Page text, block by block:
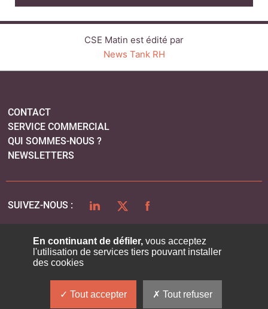
CSE Matin est édité par
News Tank RH
CONTACT
SERVICE COMMERCIAL
QUI SOMMES-NOUS ?
NEWSLETTERS
SUIVEZ-NOUS : LINKEDINTWITTERFACEBOOK
PLAN DU SITE
En continuant de défiler,vous acceptez
l'utilisation de services tiers pouvant installer
des cookies
Tout accepter Tout refuser